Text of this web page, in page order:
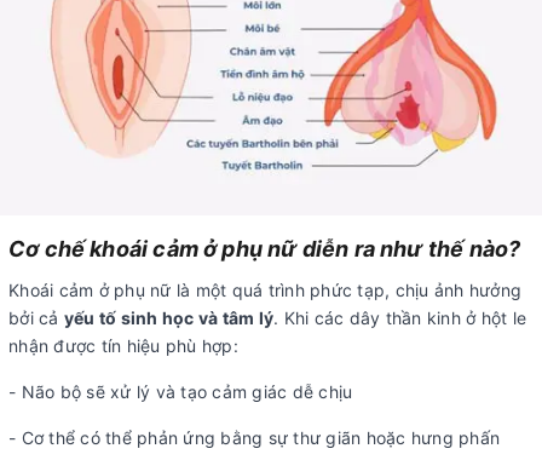
Cơ chế khoái cảm ở phụ nữ diễn ra như thế nào?
Khoái cảm ở phụ nữ là một quá trình phức tạp, chịu ảnh hưởng
bởi cả yếu tố sinh học và tâm lý. Khi các dây thần kinh ở hột le
nhận được tín hiệu phù hợp:
- Não bộ sẽ xử lý và tạo cảm giác dễ chịu
- Cơ thể có thể phản ứng bằng sự thư giãn hoặc hưng phấn